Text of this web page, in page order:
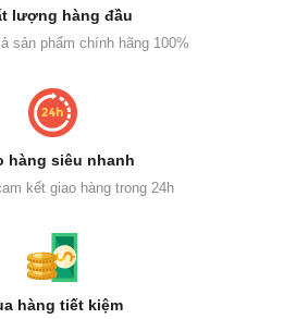
lượng hàng đầu
sản phẩm chính hãng 100%
hàng siêu nhanh
kết giao hàng trong 24h
hàng tiết kiệm